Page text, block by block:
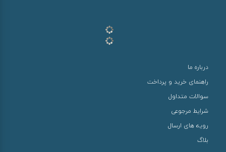
درباره ما
راهنمای خرید و پرداخت
سوالات متداول
شرایط مرجوعی
رویه های ارسال
بلاگ